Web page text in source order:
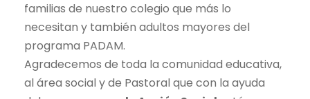
familias de nuestro colegio que más lo
necesitan y también adultos mayores del
programa PADAM.
Agradecemos de toda la comunidad educativa,
al área social y de Pastoral que con la ayuda